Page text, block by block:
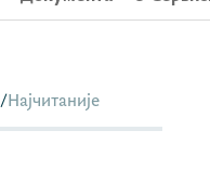
/Најчитаније